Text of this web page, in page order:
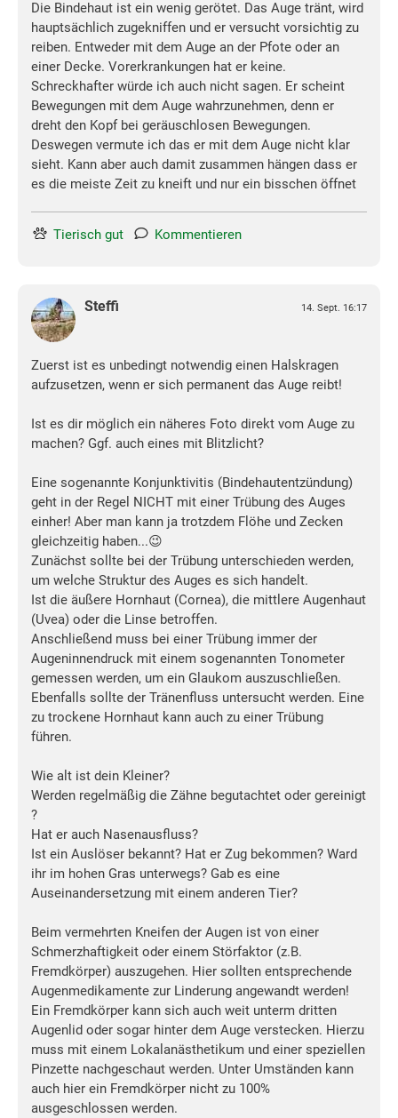
Die Bindehaut ist ein wenig gerötet. Das Auge tränt, wird
hauptsächlich zugekniffen und er versucht vorsichtig zu
reiben. Entweder mit dem Auge an der Pfote oder an
einer Decke. Vorerkrankungen hat er keine.
Schreckhafter würde ich auch nicht sagen. Er scheint
Bewegungen mit dem Auge wahrzunehmen, denn er
dreht den Kopf bei geräuschlosen Bewegungen.
Deswegen vermute ich das er mit dem Auge nicht klar
sieht. Kann aber auch damit zusammen hängen dass er
es die meiste Zeit zu kneift und nur ein bisschen öffnet
Tierisch gut Kommentieren
Steffi 14. Sept. 16:17
Zuerst ist es unbedingt notwendig einen Halskragen
aufzusetzen, wenn er sich permanent das Auge reibt!
Ist es dir möglich ein näheres Foto direkt vom Auge zu
machen? Ggf. auch eines mit Blitzlicht?
Eine sogenannte Konjunktivitis (Bindehautentzündung)
geht in der Regel NICHT mit einer Trübung des Auges
einher! Aber man kann ja trotzdem Flöhe und Zecken
gleichzeitig haben...😉
Zunächst sollte bei der Trübung unterschieden werden,
um welche Struktur des Auges es sich handelt.
Ist die äußere Hornhaut (Cornea), die mittlere Augenhaut
(Uvea) oder die Linse betroffen.
Anschließend muss bei einer Trübung immer der
Augeninnendruck mit einem sogenannten Tonometer
gemessen werden, um ein Glaukom auszuschließen.
Ebenfalls sollte der Tränenfluss untersucht werden. Eine
zu trockene Hornhaut kann auch zu einer Trübung
führen.
Wie alt ist dein Kleiner?
Werden regelmäßig die Zähne begutachtet oder gereinigt
?
Hat er auch Nasenausfluss?
Ist ein Auslöser bekannt? Hat er Zug bekommen? Ward
ihr im hohen Gras unterwegs? Gab es eine
Auseinandersetzung mit einem anderen Tier?
Beim vermehrten Kneifen der Augen ist von einer
Schmerzhaftigkeit oder einem Störfaktor (z.B.
Fremdkörper) auszugehen. Hier sollten entsprechende
Augenmedikamente zur Linderung angewandt werden!
Ein Fremdkörper kann sich auch weit unterm dritten
Augenlid oder sogar hinter dem Auge verstecken. Hierzu
muss mit einem Lokalanästhetikum und einer speziellen
Pinzette nachgeschaut werden. Unter Umständen kann
auch hier ein Fremdkörper nicht zu 100%
ausgeschlossen werden.